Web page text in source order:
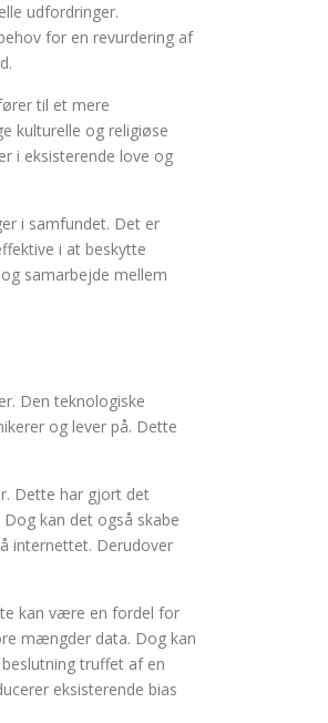
udfordringer.
for en revurdering af
til et mere
kulturelle og religiøse
i eksisterende love og
i samfundet. Det er
i at beskytte
samarbejde mellem
Den teknologiske
og lever på. Dette
Dette har gjort det
kan det også skabe
internettet. Derudover
kan være en fordel for
mængder data. Dog kan
truffet af en
eksisterende bias